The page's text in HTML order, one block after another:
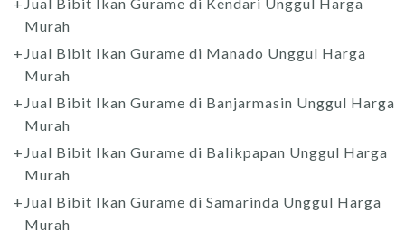
Jual Bibit Ikan Gurame di Kendari Unggul Harga
Murah
Jual Bibit Ikan Gurame di Manado Unggul Harga
Murah
Jual Bibit Ikan Gurame di Banjarmasin Unggul Harga
Murah
Jual Bibit Ikan Gurame di Balikpapan Unggul Harga
Murah
Jual Bibit Ikan Gurame di Samarinda Unggul Harga
Murah